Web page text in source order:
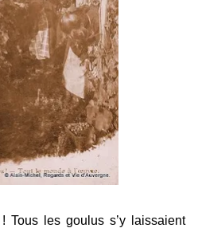
les goulus s’y laissaient